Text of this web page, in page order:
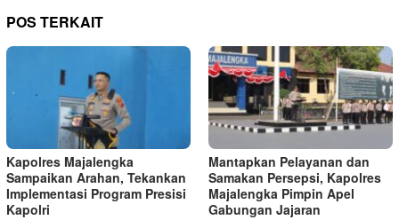
POS TERKAIT
Kapolres Majalengka
Sampaikan Arahan, Tekankan
Implementasi Program Presisi
Kapolri
Mantapkan Pelayanan dan
Samakan Persepsi, Kapolres
Majalengka Pimpin Apel
Gabungan Jajaran